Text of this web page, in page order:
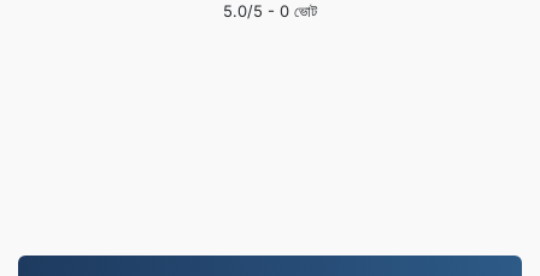
5.0/5 - 0 ভোট